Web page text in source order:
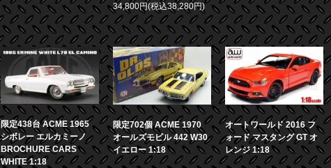
34,800円(税込38,280円)
限定438台 ACME 1965
シボレー エルカミーノ
BROCHURE CARS
WHITE 1:18
限定702個 ACME 1970
オールズモビル 442 W30
イエロー 1:18
オートワールド 2016 フ
ォード マスタング GT オ
レンジ 1:18